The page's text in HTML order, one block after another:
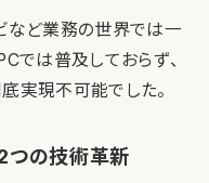
など業務の世界では一
では普及しておらず、
実現不可能でした。
つの技術革新